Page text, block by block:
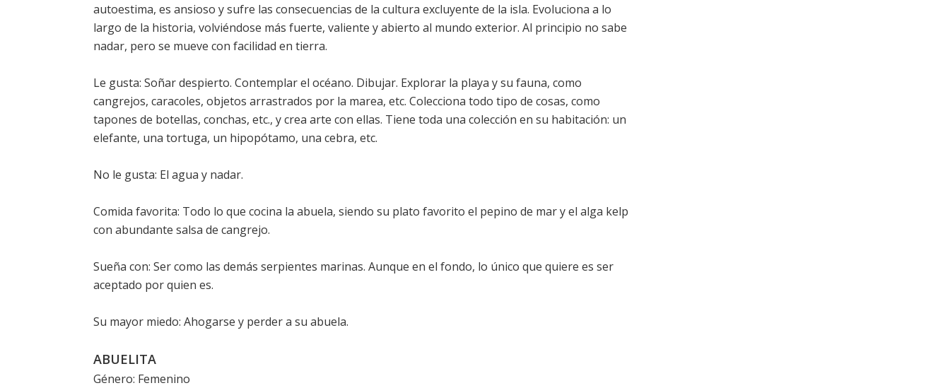
autoestima, es ansioso y sufre las consecuencias de la cultura excluyente de la isla. Evoluciona a lo
largo de la historia, volviéndose más fuerte, valiente y abierto al mundo exterior. Al principio no sabe
nadar, pero se mueve con facilidad en tierra.
Le gusta: Soñar despierto. Contemplar el océano. Dibujar. Explorar la playa y su fauna, como
cangrejos, caracoles, objetos arrastrados por la marea, etc. Colecciona todo tipo de cosas, como
tapones de botellas, conchas, etc., y crea arte con ellas. Tiene toda una colección en su habitación: un
elefante, una tortuga, un hipopótamo, una cebra, etc.
No le gusta: El agua y nadar.
Comida favorita: Todo lo que cocina la abuela, siendo su plato favorito el pepino de mar y el alga kelp
con abundante salsa de cangrejo.
Sueña con: Ser como las demás serpientes marinas. Aunque en el fondo, lo único que quiere es ser
aceptado por quien es.
Su mayor miedo: Ahogarse y perder a su abuela.
ABUELITA
Género: Femenino